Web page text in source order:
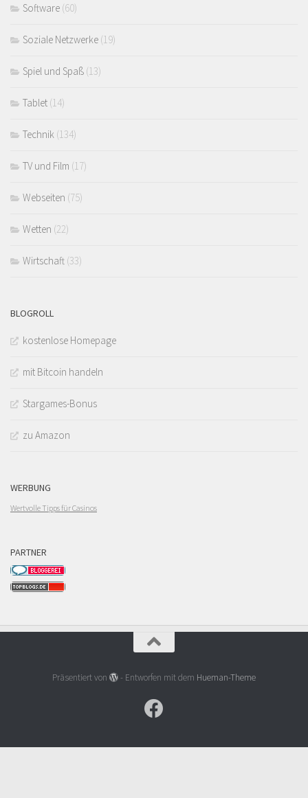
Software (60)
Soziale Netzwerke (19)
Spiel und Spaß (13)
Tablet (14)
Technik (134)
TV und Film (17)
Webseiten (75)
Wetten (22)
Wirtschaft (33)
BLOGROLL
kostenlose Homepage
mit Bitcoin handeln
Stargames-Bonus
zu Amazon
WERBUNG
Wertvolle Tipps für Casinos
PARTNER
Präsentiert von - Entworfen mit dem Hueman-Theme